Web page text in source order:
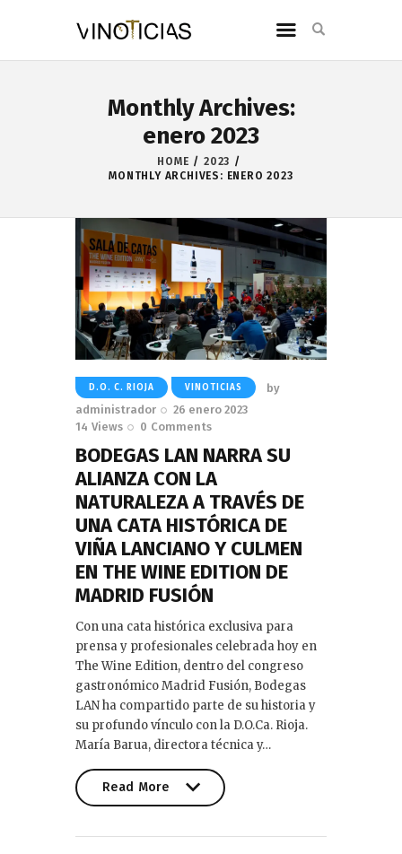
Monthly Archives:
enero 2023
HOME
2023
MONTHLY ARCHIVES: ENERO 2023
D.O. C. RIOJA VINOTICIAS
by
administrador
26 enero 2023
14 Views 0 Comments
BODEGAS LAN NARRA SU
ALIANZA CON LA
NATURALEZA A TRAVÉS DE
UNA CATA HISTÓRICA DE
VIÑA LANCIANO Y CULMEN
EN THE WINE EDITION DE
MADRID FUSIÓN
Con una cata histórica exclusiva para
prensa y profesionales celebrada hoy en
The Wine Edition, dentro del congreso
gastronómico Madrid Fusión, Bodegas
LAN ha compartido parte de su historia y
su profundo vínculo con la D.O.Ca. Rioja.
María Barua, directora técnica y…
Read More